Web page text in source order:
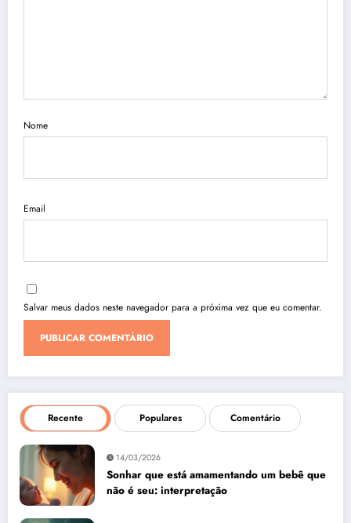
Nome
Email
Salvar meus dados neste navegador para a próxima vez que eu comentar.
Recente Populares Comentário
14/03/2026
Sonhar que está amamentando um bebê que
não é seu: interpretação